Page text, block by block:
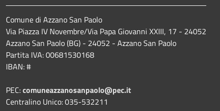
Comune di Azzano San Paolo
Via Piazza IV Novembre/Via Papa Giovanni XXIII, 17 - 24052
Azzano San Paolo (BG) - 24052 - Azzano San Paolo
Partita IVA: 00681530168
IBAN: #
PEC:comuneazzanosanpaolo@pec.it
Centralino Unico: 035-532211